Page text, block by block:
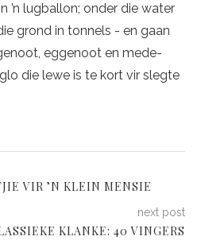
’n lugballon; onder die water
grond in tonnels - en gaan
eggenoot en mede-
die lewe is te kort vir slegte
VIR ’N KLEIN MENSIE
next post
KLANKE: 40 VINGERS